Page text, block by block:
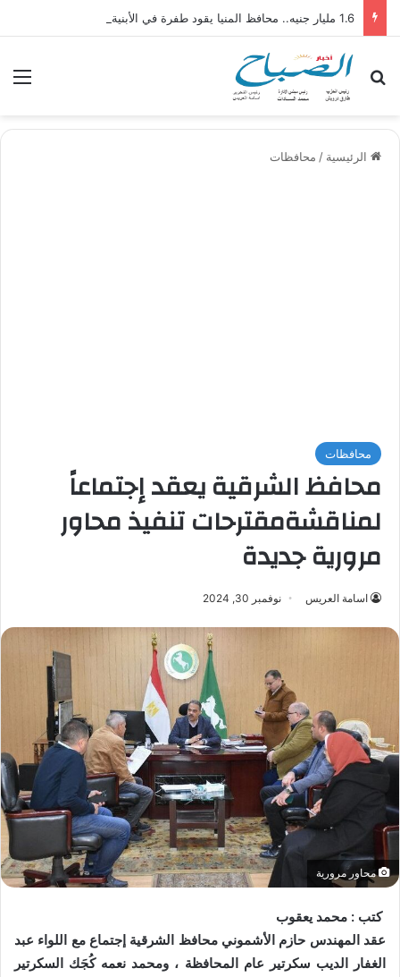
بحث عن
الرئيسية / محافظات
محافظات
محافظ الشرقية يعقد إجتماعاً
لمناقشةمقترحات تنفيذ محاور
مرورية جديدة
اسامة العريس نوفمبر 30, 2024
محاور مرورية
كتب : محمد يعقوب
عقد المهندس حازم الأشموني محافظ الشرقية إجتماع مع اللواء عبد
الغفار الديب سكرتير عام المحافظة ، ومحمد نعمه كُجَك السكرتير